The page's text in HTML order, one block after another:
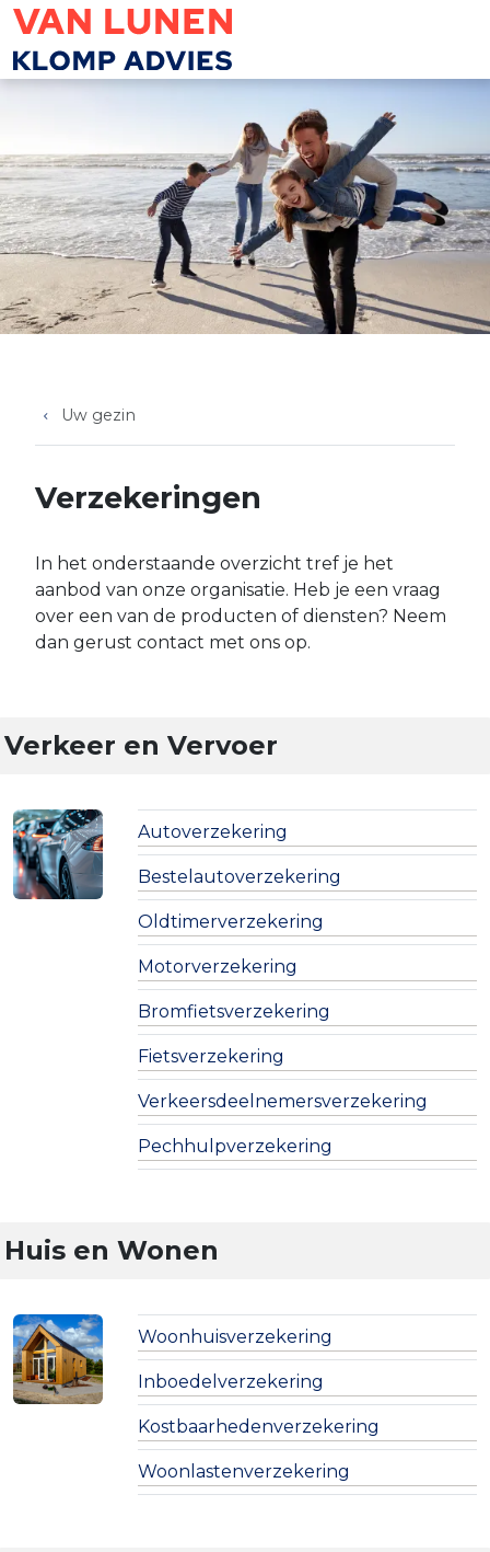
Overslaan en naar de inhoud gaan
Uw gezin
Verzekeringen
In het onderstaande overzicht tref je het
aanbod van onze organisatie. Heb je een vraag
over een van de producten of diensten? Neem
dan gerust contact met ons op.
Verkeer en Vervoer
Autoverzekering
Bestelautoverzekering
Oldtimerverzekering
Motorverzekering
Bromfietsverzekering
Fietsverzekering
Verkeersdeelnemersverzekering
Pechhulpverzekering
Huis en Wonen
Woonhuisverzekering
Inboedelverzekering
Kostbaarhedenverzekering
Woonlastenverzekering